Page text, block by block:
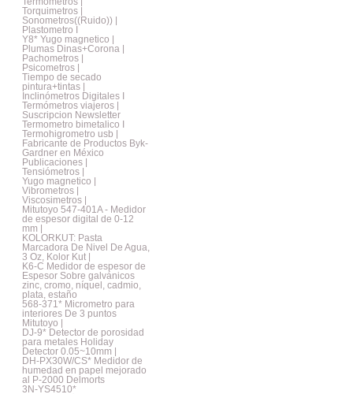
Torquimetros |
Sonometros((Ruido)) |
Plastometro I
Y8* Yugo magnetico |
Plumas Dinas+Corona |
Pachometros |
Psicometros |
Tiempo de secado
pintura+tintas |
Inclinómetros Digitales I
Termómetros viajeros |
Suscripcion Newsletter
Termometro bimetalico I
Termohigrometro usb |
Fabricante de Productos Byk-
Gardner en México
Publicaciones |
Tensiómetros |
Yugo magnetico |
Vibrometros |
Viscosimetros |
Mitutoyo 547-401A - Medidor
de espesor digital de 0-12
mm |
KOLORKUT: Pasta
Marcadora De Nivel De Agua,
3 Oz, Kolor Kut |
K6-C Medidor de espesor de
Espesor Sobre galvánicos
zinc, cromo, níquel, cadmio,
plata, estaño
568-371* Micrometro para
interiores De 3 puntos
Mitutoyo |
DJ-9* Detector de porosidad
para metales Holiday
Detector 0.05~10mm |
DH-PX30W/CS* Medidor de
humedad en papel mejorado
al P-2000 Delmorts
3N-YS4510*